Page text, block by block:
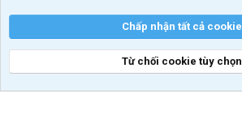
Chấp nhận tất cả cookie
Từ chối cookie tùy chọn